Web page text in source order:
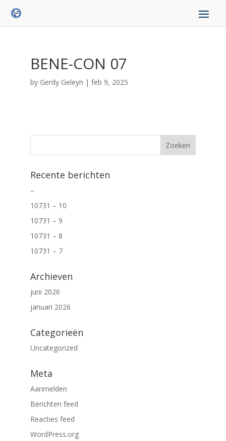
BENE-CON 07
by Gerdy Geleyn | feb 9, 2025
Recente berichten
–
10731 – 10
10731 – 9
10731 – 8
10731 – 7
Archieven
juni 2026
januari 2026
Categorieën
Uncategorized
Meta
Aanmelden
Berichten feed
Reacties feed
WordPress.org